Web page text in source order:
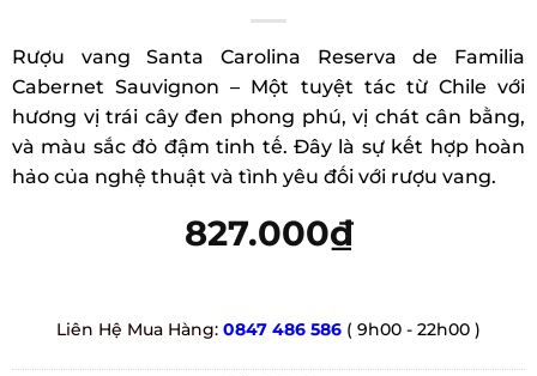
Rượu vang Santa Carolina Reserva de Familia
Cabernet Sauvignon – Một tuyệt tác từ Chile với
hương vị trái cây đen phong phú, vị chát cân bằng,
và màu sắc đỏ đậm tinh tế. Đây là sự kết hợp hoàn
hảo của nghệ thuật và tình yêu đối với rượu vang.
827.000₫
Liên Hệ Mua Hàng:0847 486 586 ( 9h00 - 22h00 )